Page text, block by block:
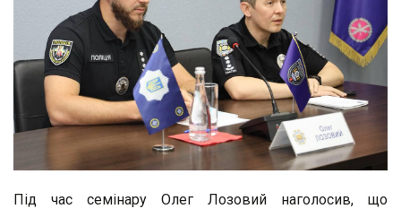
Під час семінару Олег Лозовий наголосив, що